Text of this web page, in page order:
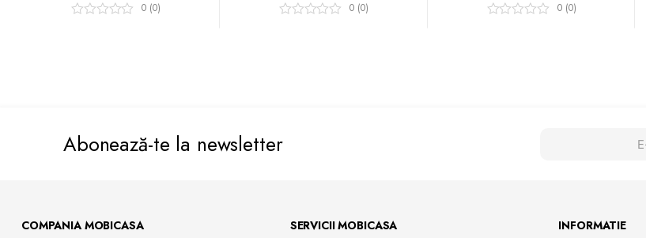
0 (0) 0 (0) 0 (0)
Abonează-te la newsletter
COMPANIA MOBICASA SERVICII MOBICASA INFORMATIE